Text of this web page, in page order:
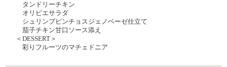
タンドリーチキン
オリビエサラダ
シュリンプピンチョスジェノベーゼ仕⽴て
茄⼦チキン⽢⼝ソース添え
＜DESSERT＞
彩りフルーツのマチェドニア